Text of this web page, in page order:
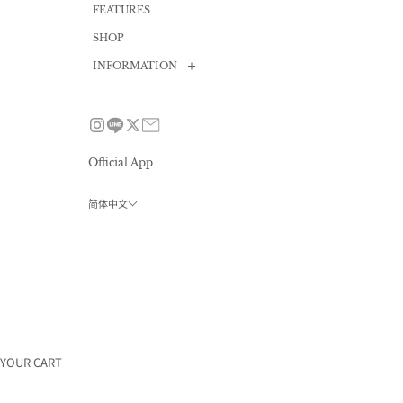
FEATURES
SHOP
INFORMATION
Size guide
Privacy policy
Official App
简体中文
YOUR CART